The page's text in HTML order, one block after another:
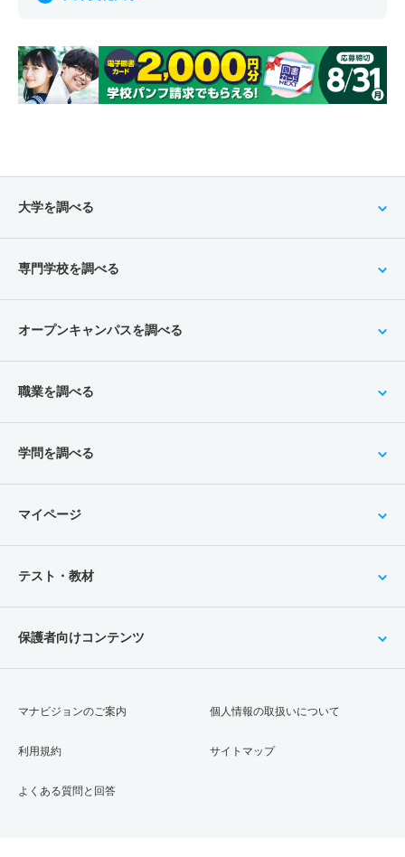
大学を調べる
専門学校を調べる
オープンキャンパスを調べる
職業を調べる
学問を調べる
マイページ
テスト・教材
保護者向けコンテンツ
マナビジョンのご案内
利用規約
よくある質問と回答
個人情報の取扱いについて
サイトマップ